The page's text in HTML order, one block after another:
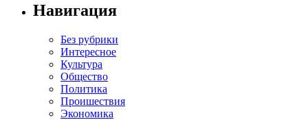
Навигация
Без рубрики
Интересное
Культура
Общество
Политика
Проишествия
Экономика